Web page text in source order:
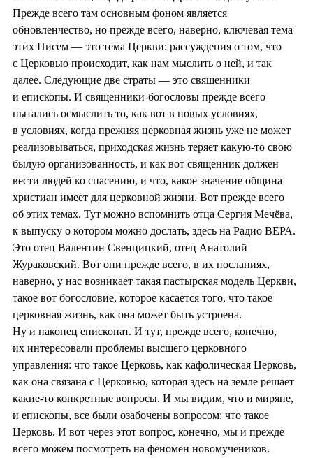
Прежде всего там основным фоном является
обновленчество, но прежде всего, наверно, ключевая тема
этих Писем — это тема Церкви: рассуждения о том, что
с Церковью происходит, как нам мыслить о ней, и так
далее. Следующие две страты — это священники
и епископы. И священники-богословы прежде всего
пытались осмыслить то, как вот в новых условиях,
в условиях, когда прежняя церковная жизнь уже не может
реализовываться, приходская жизнь теряет какую-то свою
былую организованность, и как вот священник должен
вести людей ко спасению, и что, какое значение община
христиан имеет для церковной жизни. Вот прежде всего
об этих темах. Тут можно вспомнить отца Сергия Мечёва,
к выпуску о котором можно дослать, здесь на Радио ВЕРА.
Это отец Валентин Свенцицкий, отец Анатолий
Жураковский. Вот они прежде всего, в их посланиях,
наверно, у нас возникает такая пастырская модель Церкви,
такое вот богословие, которое касается того, что такое
церковная жизнь, как она может быть устроена.
Ну и наконец епископат. И тут, прежде всего, конечно,
их интересовали проблемы высшего церковного
управления: что такое Церковь, как кафолическая Церковь,
как она связана с Церковью, которая здесь на земле решает
какие-то конкретные вопросы. И мы видим, что и миряне,
и епископы, все были озабочены вопросом: что такое
Церковь. И вот через этот вопрос, конечно, мы и прежде
всего можем посмотреть на феномен новомучеников.